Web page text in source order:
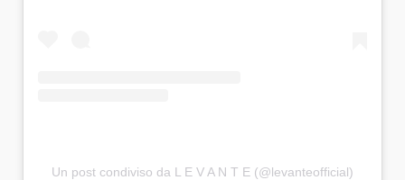
Un post condiviso da L E V A N T E (@levanteofficial)